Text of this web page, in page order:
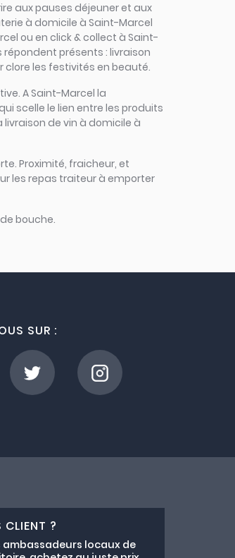
aux pauses déjeuner et aux
à domicile à Saint-Marcel
ou en click & collect à Saint-
présents : livraison
les festivités en beauté.
A Saint-Marcel la
scelle le lien entre les produits
de vin à domicile à
Proximité, fraicheur, et
les repas traiteur à emporter
bouche.
SUR :
CLIENT ?
ambassadeurs locaux de